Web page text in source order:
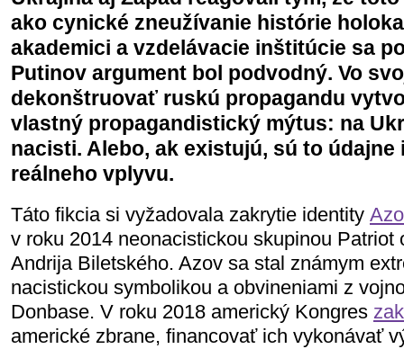
ako cynické zneužívanie histórie
akademici a vzdelávacie inštitúcie sa
Putinov argument bol podvodný. Vo
dekonštruovať ruskú propagandu
vlastný propagandistický mýtus: na
nacisti. Alebo, ak existujú, sú to
reálneho vplyvu.
Táto fikcia si vyžadovala zakrytie identity
v roku 2014 neonacistickou skupinou Patriot
Andrija Biletského. Azov sa stal známym
nacistickou symbolikou a obvineniami z
Donbase. V roku 2018 americký Kongres
americké zbrane, financovať ich vykonávať